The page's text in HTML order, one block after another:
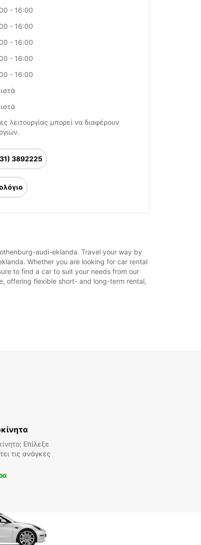
- 16:00
- 16:00
- 16:00
- 16:00
- 16:00
λειτουργίας μπορεί να διαφέρουν
3892225
audi-eklanda. Travel your way by
Whether you are looking for car rental
to find a car to suit your needs from our
offering flexible short- and long-term rental,
Επίλεξε
τις ανάγκες